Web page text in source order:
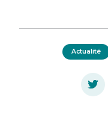
Actualité